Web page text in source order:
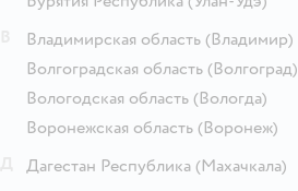
Владимирская область (Владимир)
Волгоградская область (Волгоград)
Вологодская область (Вологда)
Воронежская область (Воронеж)
Дагестан Республика (Махачкала)